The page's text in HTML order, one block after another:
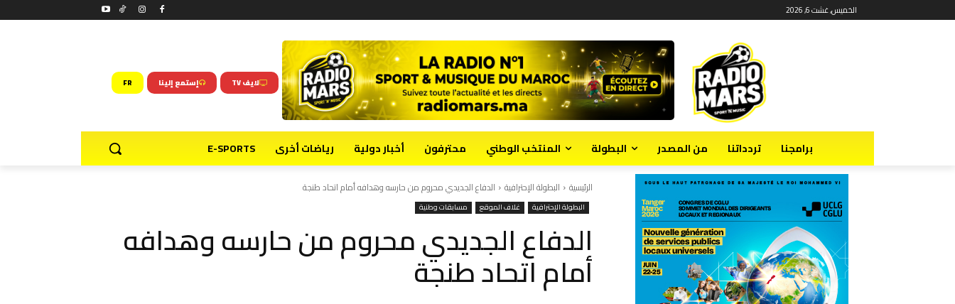
الخميس, غشت 6, 2026
لايف TV إستمع إلينا FR
برامجنا تردداتنا من المصدر البطولة المنتخب الوطني محترفون أخبار دولية رياضات أخرى E-SPORTS
الرئيسية البطولة الإحترافية الدفاع الجديدي محروم من حارسه وهدافه أمام اتحاد طنجة
البطولة الإحترافية غلاف الموقع مسابقات وطنية
الدفاع الجديدي محروم من حارسه وهدافه
أمام اتحاد طنجة